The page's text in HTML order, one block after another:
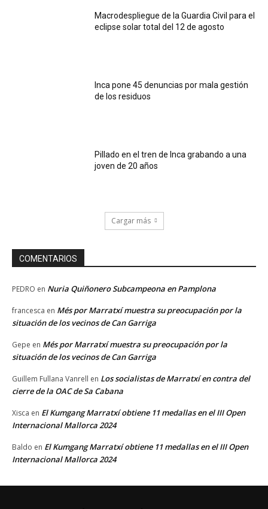
Macrodespliegue de la Guardia Civil para el
eclipse solar total del 12 de agosto
Inca pone 45 denuncias por mala gestión
de los residuos
Pillado en el tren de Inca grabando a una
joven de 20 años
Cargar más
COMENTARIOS
PEDRO en Nuria Quiñonero Subcampeona en Pamplona
francesca en Més por Marratxí muestra su preocupación por la
situación de los vecinos de Can Garriga
Gepe en Més por Marratxí muestra su preocupación por la
situación de los vecinos de Can Garriga
Guillem Fullana Vanrell en Los socialistas de Marratxí en contra del
cierre de la OAC de Sa Cabana
Xisca en El Kumgang Marratxí obtiene 11 medallas en el III Open
Internacional Mallorca 2024
Baldo en El Kumgang Marratxí obtiene 11 medallas en el III Open
Internacional Mallorca 2024